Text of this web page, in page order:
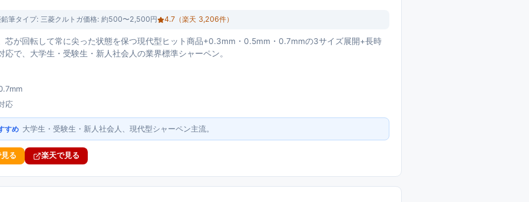
筆タイプ: 三菱クルトガ価格: 約500〜2,500円 4.7 （楽天 3,206件）
芯が回転して常に尖った状態を保つ現代型ヒット商品+0.3mm・0.5mm・0.7mmの3サイズ展開+長時
応で、大学生・受験生・新人社会人の業界標準シャーペン。
応
すめ 大学生・受験生・新人社会人、現代型シャーペン主流。
る 楽天で見る